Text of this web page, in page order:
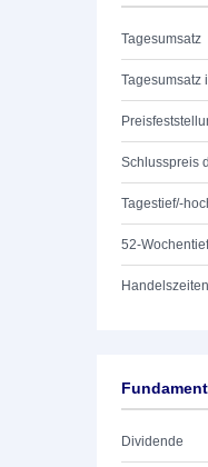
Tagesumsatz
Tagesumsatz
Schlusspreis
Tagestief/-
52-
Handelszeiten
Dividende